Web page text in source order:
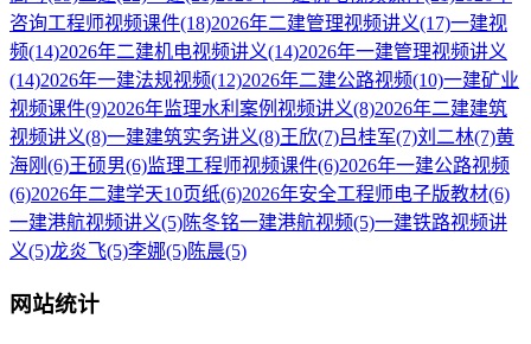
咨询工程师视频课件(18)2026年二建管理视频讲义(17)一建视
频(14)2026年二建机电视频讲义(14)2026年一建管理视频讲义
(14)2026年一建法规视频(12)2026年二建公路视频(10)一建矿业
视频课件(9)2026年监理水利案例视频讲义(8)2026年二建建筑
视频讲义(8)一建建筑实务讲义(8)王欣(7)吕桂军(7)刘二林(7)黄
海刚 (6)王硕男(6)监理工程师视频课件(6)2026年一建公路视频
(6)2026年二建学天10页纸(6)2026年安全工程师电子版教材(6)
一建港航视频讲义(5)陈冬铭一建港航视频(5)一建铁路视频讲
义(5)龙炎飞(5)李娜(5)陈晨(5)
网站统计